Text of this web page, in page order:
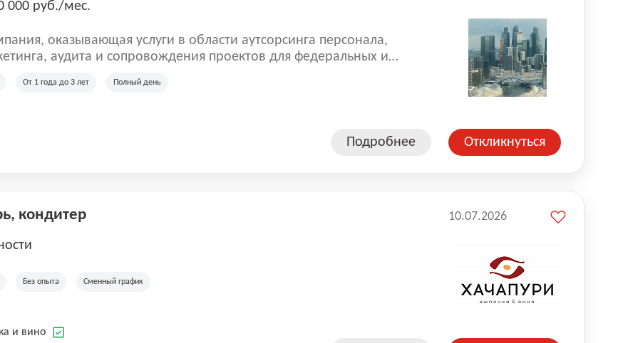
000 руб./мес.
оказывающая услуги в области аутсорсинга персонала,
аудита и сопровождения проектов для федеральных и
России, Казахстана и Беларуси, сотрудничая с компаниями из
От 1 года до 3 лет Полный день
Подробнее Откликнуться
кондитер
Без опыта Сменный график
и вино
10.07.2026